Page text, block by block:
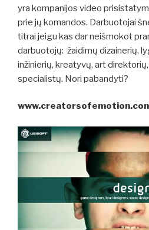
yra kompanijos video
prie jų komandos. Darbuotojai
titrai jeigu kas dar neišmokot
darbuotojų: žaidimų dizainerių,
inžinierių, kreatyvų, art
specialistų. Nori pabandyti?